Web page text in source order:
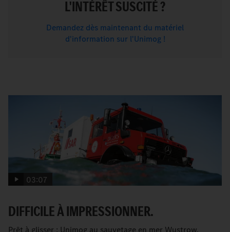
L'INTÉRÊT SUSCITÉ ?
Demandez dès maintenant du matériel
d'information sur l'Unimog !
03:07
DIFFICILE À IMPRESSIONNER.
Prêt à glisser : Unimog au sauvetage en mer Wustrow.